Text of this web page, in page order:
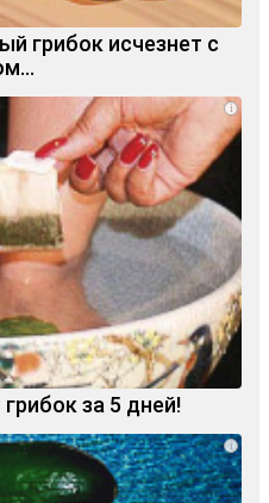
грибок исчезнет с
i
за 5 дней!
i